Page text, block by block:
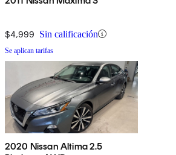
$4,999 Sin calificación
Se aplican tarifas
2020 Nissan Altima 2.5